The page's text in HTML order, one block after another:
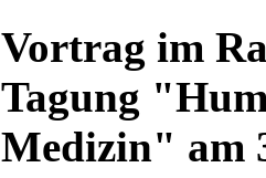
Vortrag im
Tagung
Medizin" am